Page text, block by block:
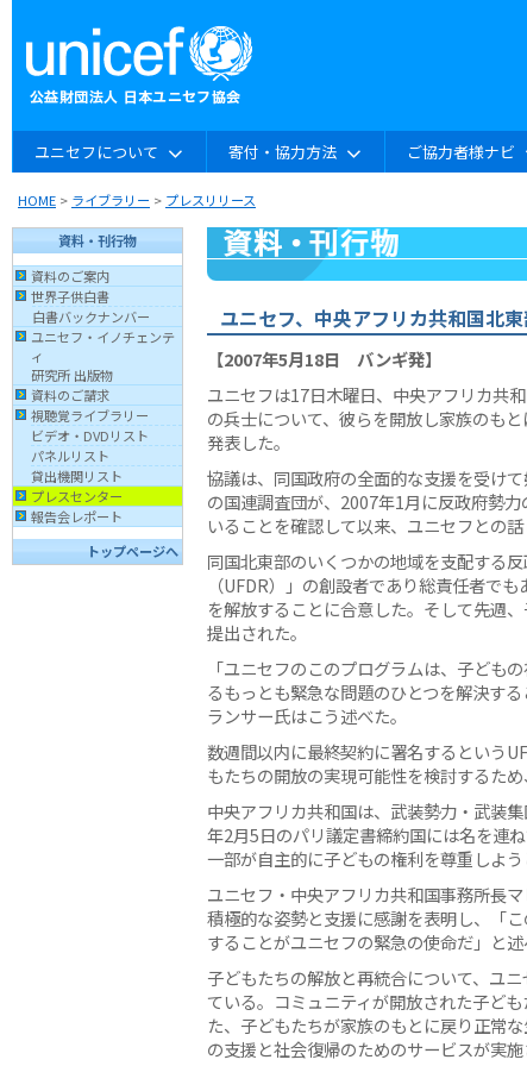
ユニセフについて 寄付・協力方法 ご協力者様ナビ
HOME > ライブラリー > プレスリリース
資料・刊行物
資料のご案内
世界子供白書
白書バックナンバー
ユニセフ・イノチェンテ
ィ
研究所 出版物
資料のご請求
視聴覚ライブラリー
ビデオ・DVDリスト
パネルリスト
貸出機関リスト
プレスセンター
報告会レポート
トップページへ
ユニセフ、中央アフリカ共和国北
【2007年5月18日 バンギ発】
ユニセフは17日木曜日、中央アフリカ共
の兵士について、彼らを開放し家族のも
発表した。
協議は、同国政府の全面的な支援を受け
の国連調査団が、2007年1月に反政府勢
いることを確認して以来、ユニセフとの話
同国北東部のいくつかの地域を支配する
（UFDR）」の創設者であり総責任者で
を解放することに合意した。そして先週
提出された。
「ユニセフのこのプログラムは、子ども
るもっとも緊急な問題のひとつを解決す
ランサー氏はこう述べた。
数週間以内に最終契約に署名するという
もたちの開放の実現可能性を検討するため
中央アフリカ共和国は、武装勢力・武装
年2月5日のパリ議定書締約国には名を連
一部が自主的に子どもの権利を尊重しよ
ユニセフ・中央アフリカ共和国事務所長
積極的な姿勢と支援に感謝を表明し、「
することがユニセフの緊急の使命だ」と述
子どもたちの解放と再統合について、ユ
ている。コミュニティが開放された子ど
た、子どもたちが家族のもとに戻り正常
の支援と社会復帰のためのサービスが実施